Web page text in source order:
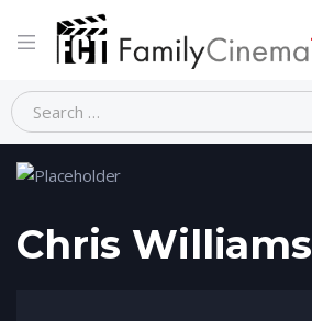
Home Person Chris Williams
Chris Williams